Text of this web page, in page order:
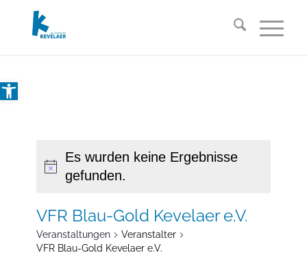
Open toolbar
Es wurden keine Ergebnisse
gefunden.
VFR Blau-Gold Kevelaer e.V.
Veranstaltungen
Veranstalter
VFR Blau-Gold Kevelaer e.V.